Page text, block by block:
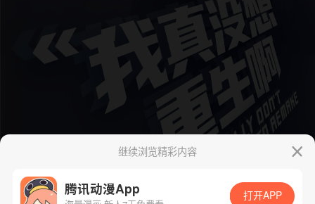
继续浏览精彩内容
腾讯动漫App 打开APP